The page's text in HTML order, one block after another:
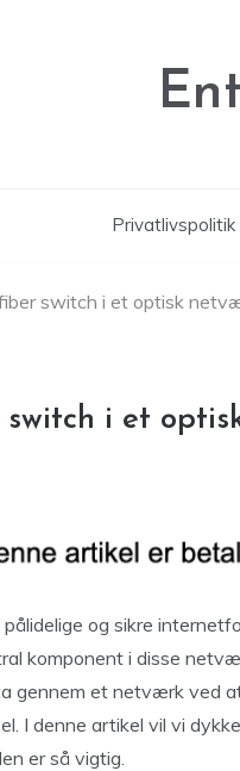
Privatlivspolitik
switch i et optisk
i et
og sikre
komponent i disse
gennem et netværk ved
I denne artikel vil vi
er så vigtig.